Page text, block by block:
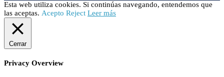
Esta web utiliza cookies. Si continúas navegando, entendemos que
las aceptas. Acepto Reject Leer más
Cerrar
Privacy Overview